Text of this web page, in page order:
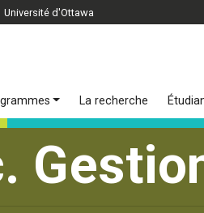
Université d'Ottawa
La recherche